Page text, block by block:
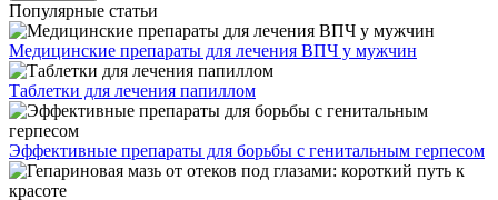
Популярные статьи
Медицинские препараты для лечения ВПЧ у мужчин
Таблетки для лечения папиллом
Эффективные препараты для борьбы с генитальным герпесом